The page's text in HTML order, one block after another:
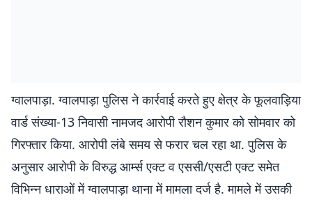
ग्वालपाड़ा. ग्वालपाड़ा पुलिस ने कार्रवाई करते हुए क्षेत्र के फूलवाड़िया
वार्ड संख्या-13 निवासी नामजद आरोपी रौशन कुमार को सोमवार को
गिरफ्तार किया. आरोपी लंबे समय से फरार चल रहा था. पुलिस के
अनुसार आरोपी के विरुद्ध आर्म्स एक्ट व एससी/एसटी एक्ट समेत
विभिन्न धाराओं में ग्वालपाड़ा थाना में मामला दर्ज है. मामले में उसकी